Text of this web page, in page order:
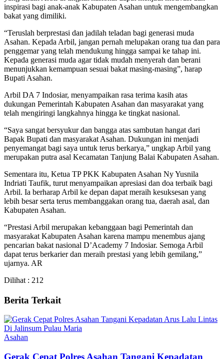
inspirasi bagi anak-anak Kabupaten Asahan untuk mengembangkan
bakat yang dimiliki.
“Teruslah berprestasi dan jadilah teladan bagi generasi muda
Asahan. Kepada Arbil, jangan pernah melupakan orang tua dan para
penggemar yang telah mendukung hingga sampai ke tahap ini.
Kepada generasi muda agar tidak mudah menyerah dan berani
menunjukkan kemampuan sesuai bakat masing-masing”, harap
Bupati Asahan.
Arbil DA 7 Indosiar, menyampaikan rasa terima kasih atas
dukungan Pemerintah Kabupaten Asahan dan masyarakat yang
telah mengiringi langkahnya hingga ke tingkat nasional.
“Saya sangat bersyukur dan bangga atas sambutan hangat dari
Bapak Bupati dan masyarakat Asahan. Dukungan ini menjadi
penyemangat bagi saya untuk terus berkarya,” ungkap Arbil yang
merupakan putra asal Kecamatan Tanjung Balai Kabupaten Asahan.
Sementara itu, Ketua TP PKK Kabupaten Asahan Ny Yusnila
Indriati Taufik, turut menyampaikan apresiasi dan doa terbaik bagi
Arbil. Ia berharap Arbil ke depan dapat meraih kesuksesan yang
lebih besar serta terus membanggakan orang tua, daerah asal, dan
Kabupaten Asahan.
“Prestasi Arbil merupakan kebanggaan bagi Pemerintah dan
masyarakat Kabupaten Asahan karena mampu menembus ajang
pencarian bakat nasional D’Academy 7 Indosiar. Semoga Arbil
dapat terus berkarier dan meraih prestasi yang lebih gemilang,”
ujarnya. AR
Dilihat : 212
Berita Terkait
Asahan
Gerak Cepat Polres Asahan Tangani Kepadatan